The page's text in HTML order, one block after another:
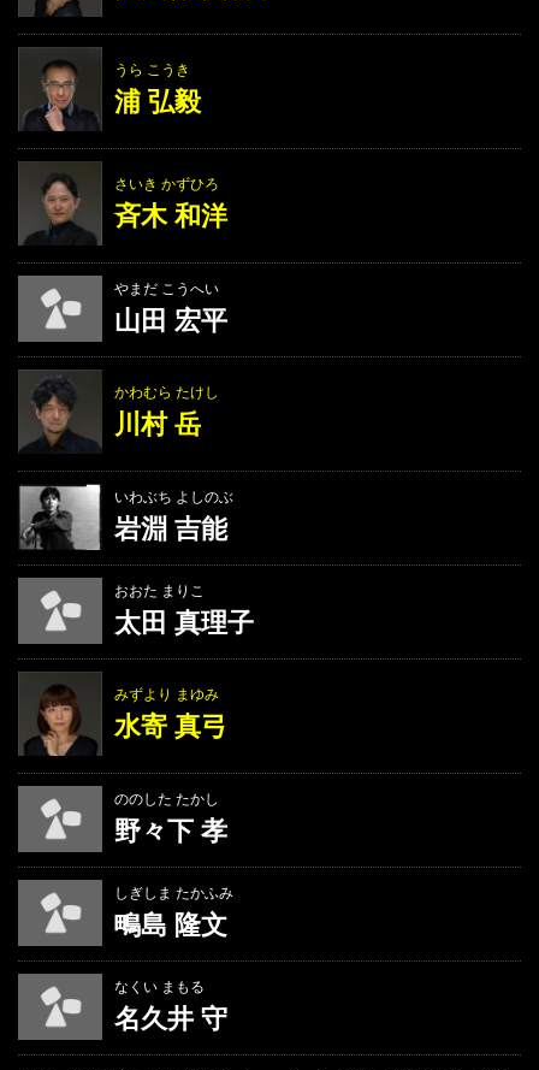
うら こうき
浦 弘毅
さいき かずひろ
斉木 和洋
やまだ こうへい
山田 宏平
かわむら たけし
川村 岳
いわぶち よしのぶ
岩淵 吉能
おおた まりこ
太田 真理子
みずより まゆみ
水寄 真弓
ののした たかし
野々下 孝
しぎしま たかふみ
鴫島 隆文
なくい まもる
名久井 守